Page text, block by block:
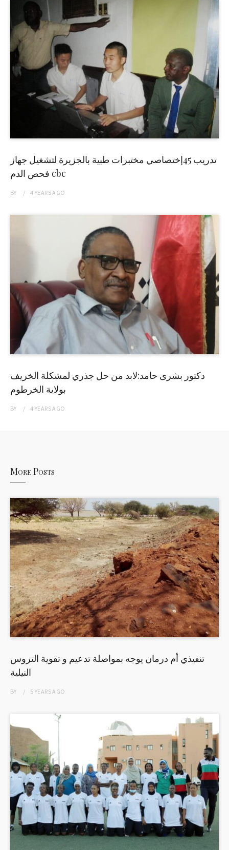
تدريب 45إختصاصي مختبرات طبية بالجزيرة لتشغيل جهاز
فحص الدم cbc
BY 4 YEARSAGO
دكتور بشرى حامد:لابد من حل جذري لمشكلة الخريف
بولاية الخرطوم
BY 4 YEARSAGO
More Posts
تنفيذي أم درمان يوجه بمواصلة تدعيم و تقوية التروس
النيلية
BY 5 YEARSAGO